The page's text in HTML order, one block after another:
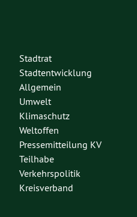
Stadtrat
Stadtentwicklung
Allgemein
Umwelt
Klimaschutz
Weltoffen
Pressemitteilung KV
Teilhabe
Verkehrspolitik
Kreisverband